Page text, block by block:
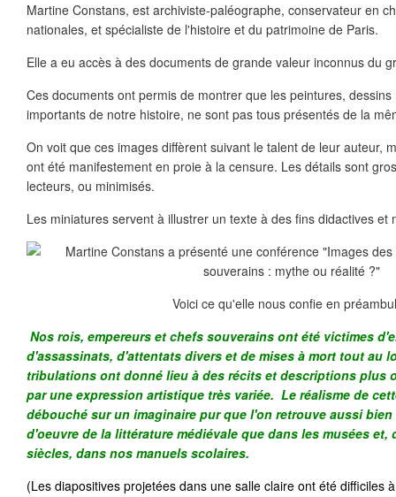
Martine Constans, est archiviste-paléographe, conservateur en
nationales, et spécialiste de l'histoire et du patrimoine de Paris.
Elle a eu accès à des documents de grande valeur inconnus du
Ces documents ont permis de montrer que les peintures,
importants de notre histoire, ne sont pas tous présentés de la
On voit que ces images diffèrent suivant le talent de leur auteur,
ont été manifestement en proie à la censure. Les détails sont
lecteurs, ou minimisés.
Les miniatures servent à illustrer un texte à des fins didactives et
Voici ce qu'elle nous confie en
Nos rois, empereurs et chefs souverains ont été victimes
d'assassinats, d'attentats divers et de mises à mort tout au
tribulations ont donné lieu à des récits et descriptions plus
par une expression artistique très variée. Le réalisme de
débouché sur un imaginaire pur que l'on retrouve aussi
d'oeuvre de la littérature médiévale que dans les musées et,
siècles, dans nos manuels scolaires.
(Les diapositives projetées dans une salle claire ont été difficiles